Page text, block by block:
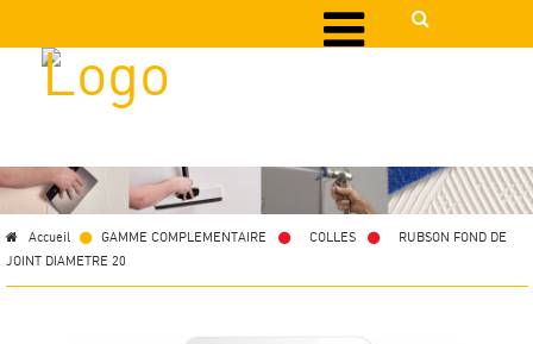
Accueil GAMME COMPLEMENTAIRE > COLLES >
RUBSON FOND DE
JOINT DIAMETRE 20